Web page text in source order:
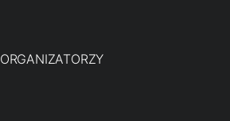
ORGANIZATORZY